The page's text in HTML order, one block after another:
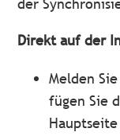
Direkt auf der
Melden
fügen Sie